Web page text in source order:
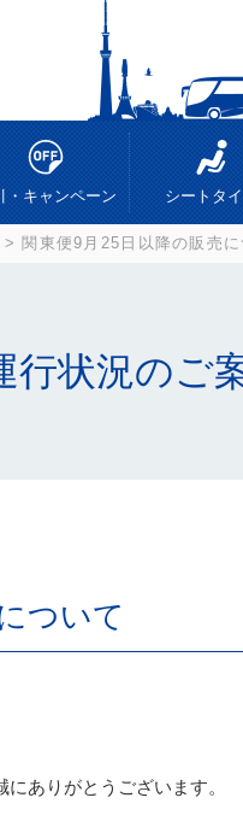
・キャンペーン シートタ
> 関東便9月25日以降の販売に
行状況のご
ついて
ありがとうございます。